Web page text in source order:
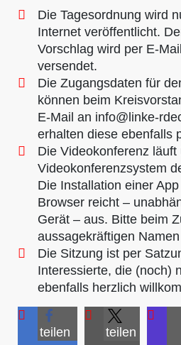
Die Tagesordnung wird
Internet veröffentlicht.
Vorschlag wird per E-
versendet.
Die Zugangsdaten für
können beim
E-Mail an info@linke-
erhalten diese ebenfalls
Die Videokonferenz läuft
Videokonferenzsystem
Die Installation einer
Browser reicht –
Gerät – aus. Bitte beim
aussagekräftigen
Die Sitzung ist per
Interessierte, die (noch)
ebenfalls herzlich
teilen teilen